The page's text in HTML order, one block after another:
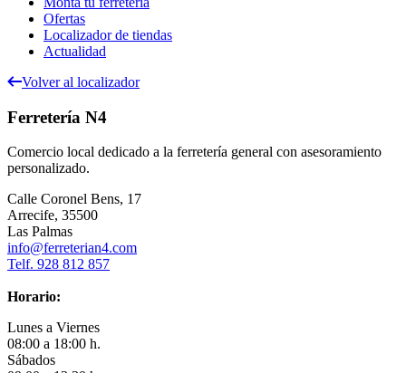
Ofertas
Localizador de tiendas
Actualidad
Volver al localizador
Ferretería N4
Comercio local dedicado a la ferretería general con asesoramiento
personalizado.
Calle Coronel Bens, 17
Arrecife, 35500
Las Palmas
info@ferreterian4.com
Telf. 928 812 857
Horario:
Lunes a Viernes
08:00 a 18:00 h.
Sábados